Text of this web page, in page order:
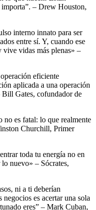
importa”. – Drew Houston,
interno innato para ser
entre sí. Y, cuando ese
vive vidas más plenas» –
eficiente
aplicada a una operación
Gates, cofundador de
es fatal: lo que realmente
Churchill, Primer
toda tu energía no en
nuevo» – Sócrates,
ni a ti deberían
es acertar una sola
eres” – Mark Cuban,